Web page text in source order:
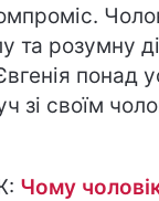
та розумну
понад
зі своїм
Чому